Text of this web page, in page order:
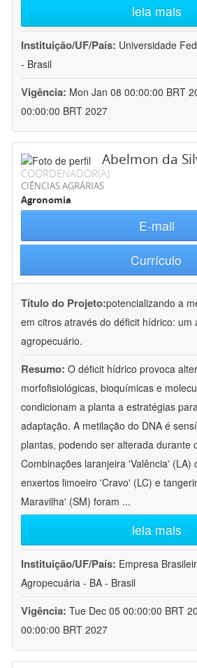
leia mais
Instituição/UF/País: Universidade
- Brasil
Vigência: Mon Jan 08 00:00:00 BRT
00:00:00 BRT 2027
Abelmon da
COORDENADOR(A)
CIÊNCIAS AGRÁRIAS
Agronomia
E-mail
Currículo
Título do Projeto:potencializando a
em citros através do déficit hídrico: um
agropecuário.
Resumo: O déficit hídrico provoca
morfofisiológicas, bioquímicas e
condicionam a planta a estratégias
adaptação. A metilação do DNA é
plantas, podendo ser alterada durante
Combinações laranjeira 'Valência' (LA)
enxertos limoeiro 'Cravo' (LC) e
Maravilha' (SM) foram ...
leia mais
Instituição/UF/País: Empresa
Agropecuária - BA - Brasil
Vigência: Tue Dec 05 00:00:00 BRT
00:00:00 BRT 2027